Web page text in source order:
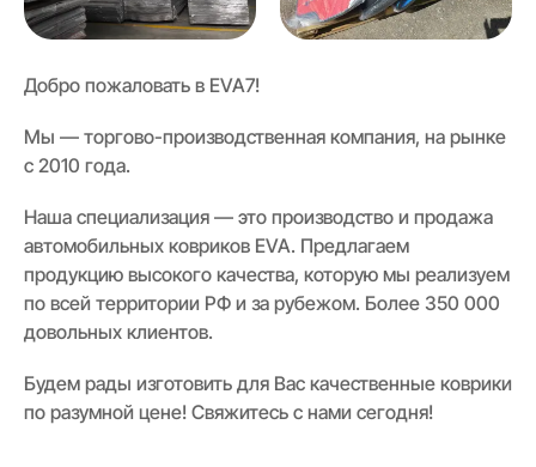
Добро пожаловать в EVA7!
Мы — торгово-производственная компания, на рынке
с 2010 года.
Наша специализация — это производство и продажа
автомобильных ковриков EVA. Предлагаем
продукцию высокого качества, которую мы реализуем
по всей территории РФ и за рубежом. Более 350 000
довольных клиентов.
Будем рады изготовить для Вас качественные коврики
по разумной цене! Свяжитесь с нами сегодня!